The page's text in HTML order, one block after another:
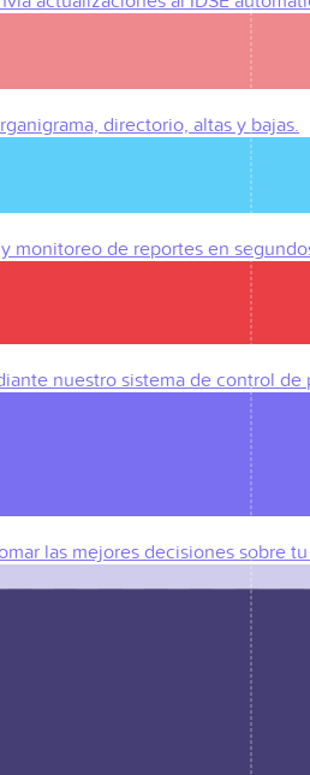
directorio, altas y bajas.
monitoreo de reportes en
nuestro sistema de control de
las mejores decisiones sobre